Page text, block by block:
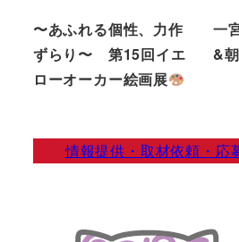
〜あふれる個性、力作
ずらり〜 第15回イエ
ローオーカー絵画展
一
&
情報提供・取材依頼・応